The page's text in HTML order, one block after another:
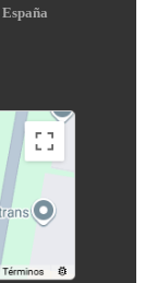
España